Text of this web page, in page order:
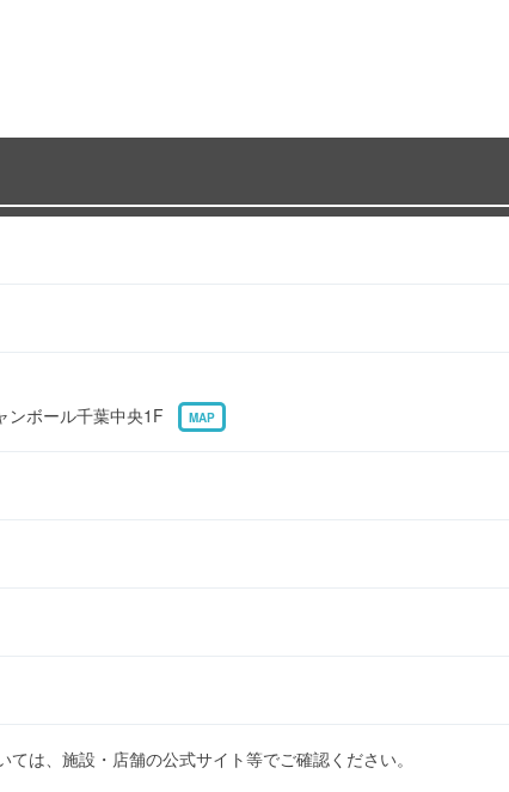
ンボール千葉中央1F
MAP
は、施設・店舗の公式サイト等でご確認ください。